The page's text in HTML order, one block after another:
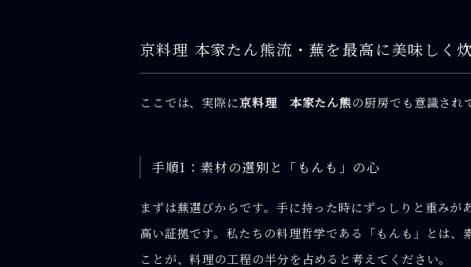
京料理 本家たん熊流・蕪を最高に美味しく
ここでは、実際に京料理 本家たん熊の厨房でも意識され
手順1：素材の選別と「もんも」の心
まずは蕪選びからです。手に持った時にずっしりと重み
高い証拠です。私たちの料理哲学である「もんも」とは
ことが、料理の工程の半分を占めると考えてください。